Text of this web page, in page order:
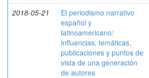
2018-05-21
El periodismo narrativo
español y
latinoamericano:
influencias, temáticas,
publicaciones y puntos de
vista de una generación
de autores